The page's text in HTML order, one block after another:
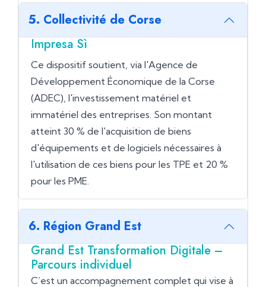
5. Collectivité de Corse
Impresa Sì
Ce dispositif soutient, via l'Agence de
Développement Économique de la Corse
(ADEC), l'investissement matériel et
immatériel des entreprises. Son montant
atteint 30 % de l'acquisition de biens
d'équipements et de logiciels nécessaires à
l'utilisation de ces biens pour les TPE et 20 %
pour les PME.
6. Région Grand Est
Grand Est Transformation Digitale –
Parcours individuel
C’est un accompagnement complet qui vise à